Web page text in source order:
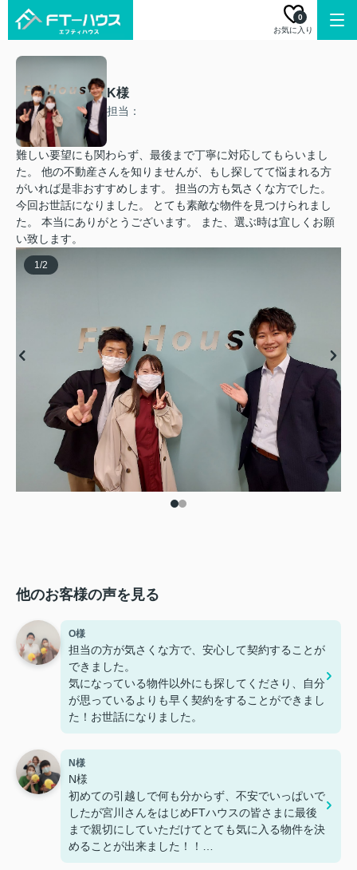
お気に入り
0
K様
担当：
難しい要望にも関わらず、最後まで丁寧に対応してもらいまし
た。 他の不動産さんを知りませんが、もし探してて悩まれる方
がいれば是非おすすめします。 担当の方も気さくな方でした。
今回お世話になりました。 とても素敵な物件を見つけられまし
た。 本当にありがとうございます。 また、選ぶ時は宜しくお願
い致します。
1/2
他のお客様の声を見る
O様
担当の方が気さくな方で、安心して契約することが
できました。
気になっている物件以外にも探してくださり、自分
が思っているよりも早く契約をすることができまし
た！お世話になりました。
N様
N様
初めての引越しで何も分からず、不安でいっぱいで
したが宮川さんをはじめFTハウスの皆さまに最後
まで親切にしていただけてとても気に入る物件を決
めることが出来ました！！
また急な予定変更にも何度も対応していただき、本